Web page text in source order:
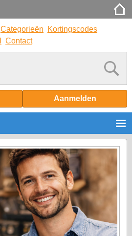
Categorieën
Kortingscodes
Contact
Aanmelden